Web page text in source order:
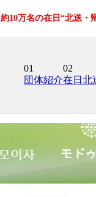
約10万名の在日“北送・
01
団体紹介
02
在日北